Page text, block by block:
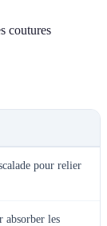
coutures
pour relier
absorber les